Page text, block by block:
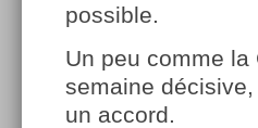
possible.
Un peu comme
semaine
un accord.